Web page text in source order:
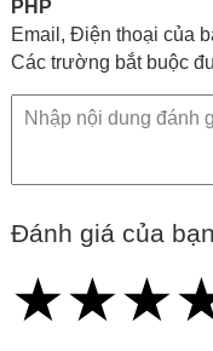
PHP
Email, Điện thoại của
Các trường bắt buộc
Đánh giá của bạn
★
★★
★★★
★★★
★★★